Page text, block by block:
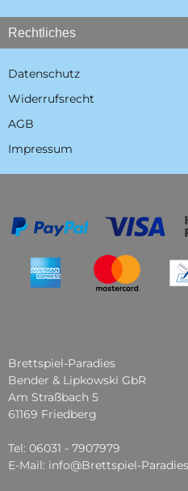
Rechtliches
Datenschutz
Widerrufsrecht
AGB
Impressum
Brettspiel-Paradies
Bender & Lipkowski GbR
Am Straßbach 5
61169 Friedberg
Tel: 06031 - 7907979
E-Mail: info@Brettspiel-